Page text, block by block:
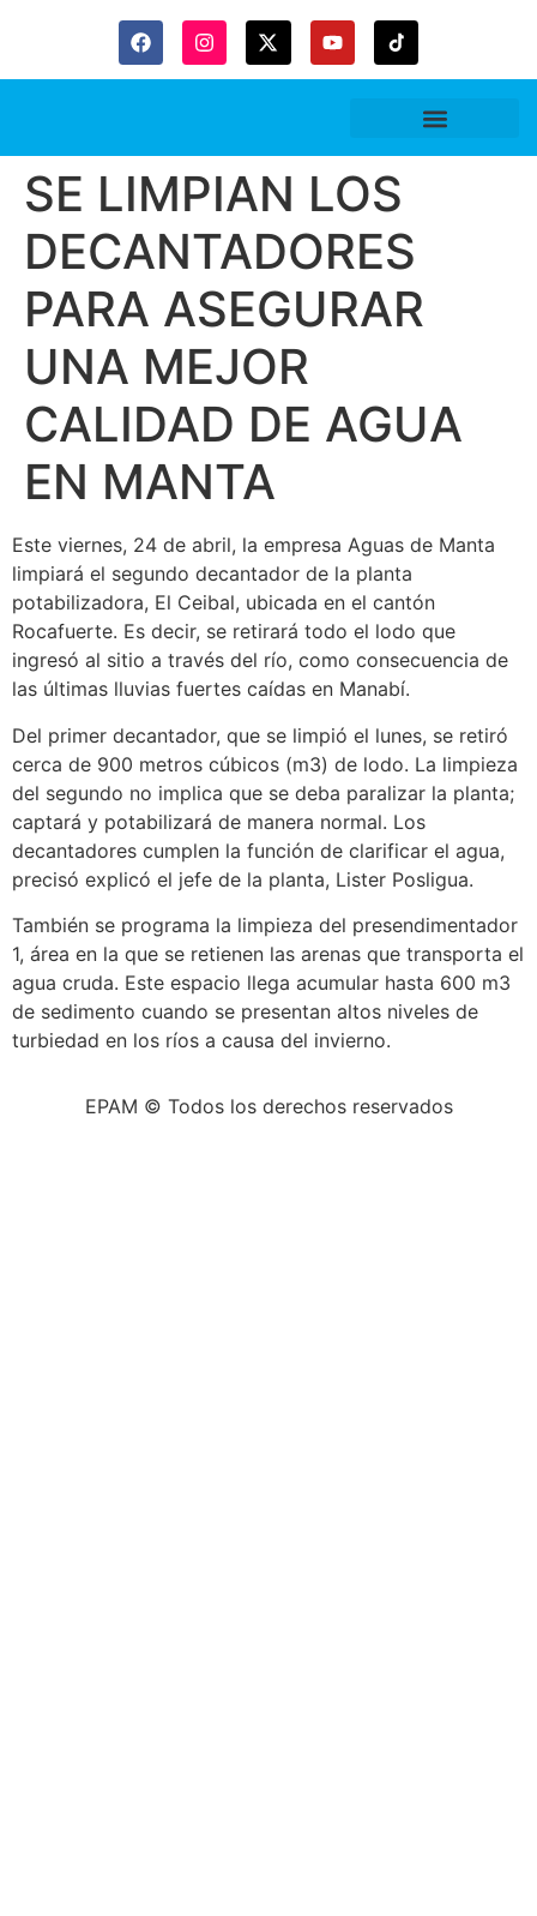
SE LIMPIAN LOS
DECANTADORES
PARA ASEGURAR
UNA MEJOR
CALIDAD DE AGUA
EN MANTA
Este viernes, 24 de abril, la empresa Aguas de Manta
limpiará el segundo decantador de la planta
potabilizadora, El Ceibal, ubicada en el cantón
Rocafuerte. Es decir, se retirará todo el lodo que
ingresó al sitio a través del río, como consecuencia de
las últimas lluvias fuertes caídas en Manabí.
Del primer decantador, que se limpió el lunes, se retiró
cerca de 900 metros cúbicos (m3) de lodo. La limpieza
del segundo no implica que se deba paralizar la planta;
captará y potabilizará de manera normal. Los
decantadores cumplen la función de clarificar el agua,
precisó explicó el jefe de la planta, Lister Posligua.
También se programa la limpieza del presendimentador
1, área en la que se retienen las arenas que transporta el
agua cruda. Este espacio llega acumular hasta 600 m3
de sedimento cuando se presentan altos niveles de
turbiedad en los ríos a causa del invierno.
EPAM © Todos los derechos reservados